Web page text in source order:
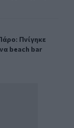
σε πισίνα
Πνίγηκε
Πνίγηκε
beach bar